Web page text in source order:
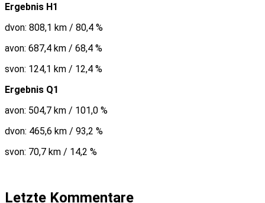
Ergebnis H1
dvon: 808,1 km / 80,4 %
avon: 687,4 km / 68,4 %
svon: 124,1 km / 12,4 %
Ergebnis Q1
avon: 504,7 km / 101,0 %
dvon: 465,6 km / 93,2 %
svon: 70,7 km / 14,2 %
Letzte Kommentare